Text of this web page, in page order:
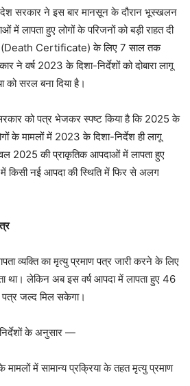
सरकार ने इस बार मानसून के दौरान भूस्खलन
लापता हुए लोगों के परिजनों को बड़ी राहत दी
(Death Certificate) के लिए 7 साल तक
ने वर्ष 2023 के दिशा-निर्देशों को दोबारा लागू
को सरल बना दिया है।
को पत्र भेजकर स्पष्ट किया है कि 2025 के
के मामलों में 2023 के दिशा-निर्देश ही लागू
2025 की प्राकृतिक आपदाओं में लापता हुए
में किसी नई आपदा की स्थिति में फिर से अलग
व्यक्ति का मृत्यु प्रमाण पत्र जारी करने के लिए
था। लेकिन अब इस वर्ष आपदा में लापता हुए 46
पत्र जल्द मिल सकेगा।
निर्देशों के अनुसार —
में सामान्य प्रक्रिया के तहत मृत्यु प्रमाण